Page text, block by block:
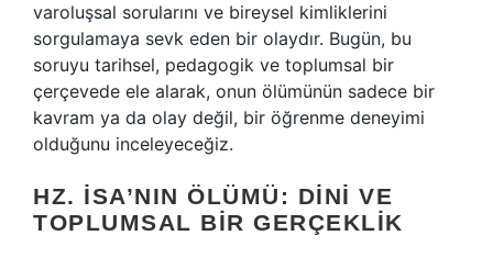
varoluşsal sorularını ve bireysel kimliklerini
sorgulamaya sevk eden bir olaydır. Bugün, bu
soruyu tarihsel, pedagogik ve toplumsal bir
çerçevede ele alarak, onun ölümünün sadece bir
kavram ya da olay değil, bir öğrenme deneyimi
olduğunu inceleyeceğiz.
HZ. İSA’NIN ÖLÜMÜ: DINI VE
TOPLUMSAL BIR GERÇEKLIK